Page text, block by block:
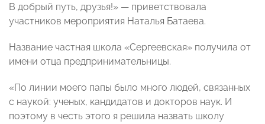
В добрый путь, друзья!» — приветствовала
участников мероприятия Наталья Батаева.
Название частная школа «Сергеевская» получила от
имени отца предпринимательницы.
«По линии моего папы было много людей, связанных
с наукой: ученых, кандидатов и докторов наук. И
поэтому в честь этого я решила назвать школу